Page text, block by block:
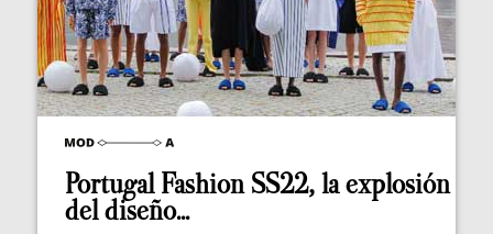
Portugal Fashion SS22, la explosión
del diseño...